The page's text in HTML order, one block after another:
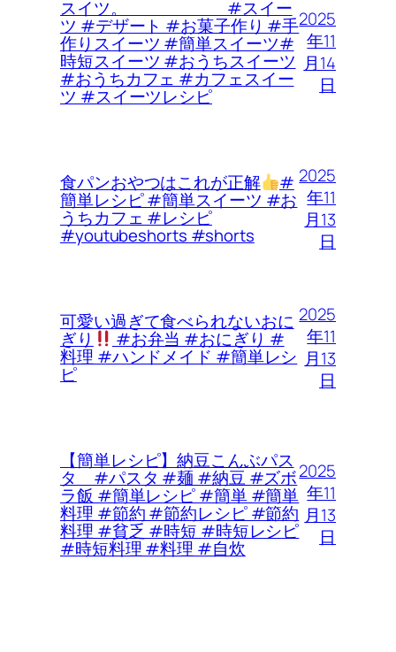
スイツ。 #スイー
ツ #デザート #お菓子作り #手
作りスイーツ #簡単スイーツ#
時短スイーツ #おうちスイーツ
#おうちカフェ #カフェスイー
ツ #スイーツレシピ
2025
年11
月14
日
食パンおやつはこれが正解 #
簡単レシピ #簡単スイーツ #お
うちカフェ #レシピ
#youtubeshorts #shorts
2025
年11
月13
日
可愛い過ぎて食べられないおに
ぎり #お弁当 #おにぎり #
料理 #ハンドメイド #簡単レシ
ピ
2025
年11
月13
日
【簡単レシピ】納豆こんぶパス
タ #パスタ #麺 #納豆 #ズボ
ラ飯 #簡単レシピ #簡単 #簡単
料理 #節約 #節約レシピ #節約
料理 #貧乏 #時短 #時短レシピ
#時短料理 #料理 #自炊
2025
年11
月13
日